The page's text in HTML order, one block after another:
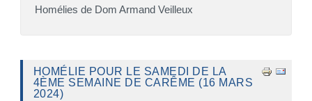
Homélies de Dom Armand Veilleux
HOMÉLIE POUR LE SAMEDI DE LA
4ÈME SEMAINE DE CARÊME (16 MARS
2024)